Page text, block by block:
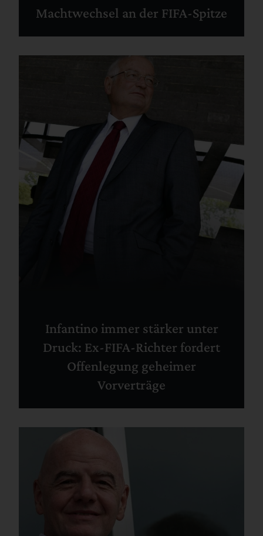
Machtwechsel an der FIFA-Spitze
Infantino immer stärker unter
Druck: Ex-FIFA-Richter fordert
Offenlegung geheimer
Vorverträge